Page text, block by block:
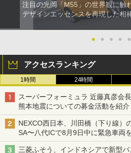
注目の光岡「M55」の世界観に触
デザインエッセンスを再現した相
● ● ● ● ●
アクセスランキング
1時間 24時間
スーパーフォーミュラ 近藤真彦会
熊本地震についての募金活動を紹介
NEXCO西日本、川田橋（下り線）
SA〜八代ICで8月9日中に緊急車両
三菱ふそう、インドネシアで新型